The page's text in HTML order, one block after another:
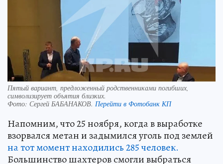
Пятый вариант, предложенный родственниками погибших,
символизирует объятия близких.
Фото: Сергей БАБАНАКОВ. Перейти в Фотобанк КП
Напомним, что 25 ноября, когда в выработке
взорвался метан и задымился уголь под землей
на тот момент находились 285 человек.
Большинство шахтеров смогли выбраться